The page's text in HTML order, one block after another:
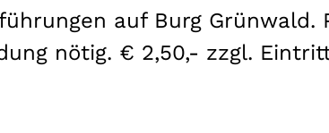
auf Burg Grünwald.
nötig. € 2,50,- zzgl.